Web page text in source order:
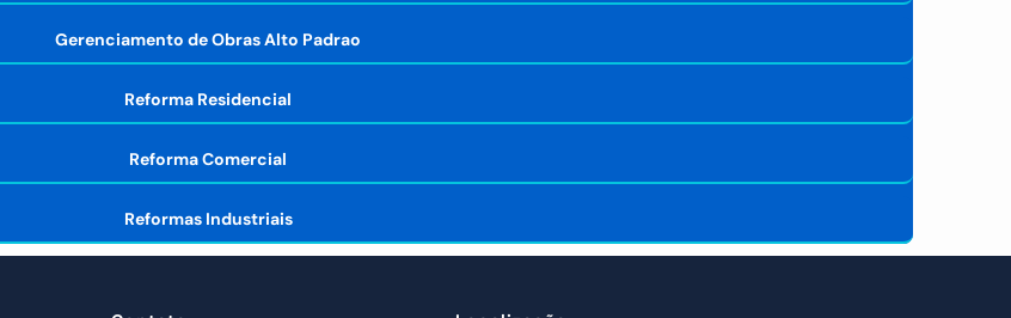
Gerenciamento de Obras Alto Padrao
Reforma Residencial
Reforma Comercial
Reformas Industriais